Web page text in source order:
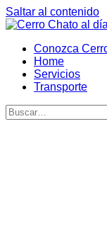
Saltar al contenido
Conozca
Home
Servicios
Transporte